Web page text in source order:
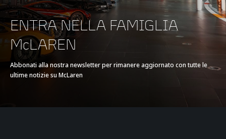
ENTRA NELLA FAMIGLIA
McLAREN
Abbonati alla nostra newsletter per rimanere aggiornato con tutte le
ultime notizie su McLaren